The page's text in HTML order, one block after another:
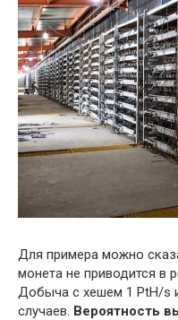
Для примера можно
монета не приводится в
Добыча с хешем 1 PtH/s
случаев. Вероятность